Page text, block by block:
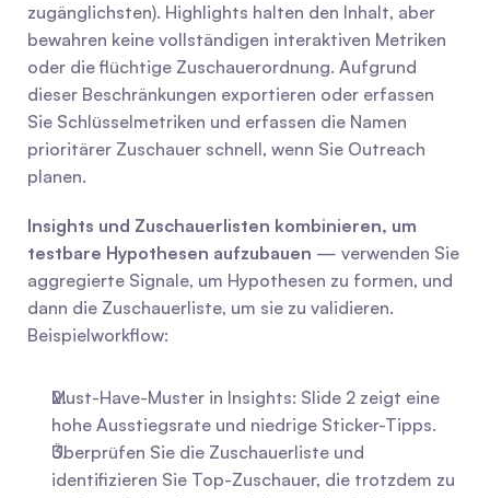
zugänglichsten). Highlights halten den Inhalt, aber
bewahren keine vollständigen interaktiven Metriken
oder die flüchtige Zuschauerordnung. Aufgrund
dieser Beschränkungen exportieren oder erfassen
Sie Schlüsselmetriken und erfassen die Namen
prioritärer Zuschauer schnell, wenn Sie Outreach
planen.
Insights und Zuschauerlisten kombinieren, um
testbare Hypothesen aufzubauen — verwenden Sie
aggregierte Signale, um Hypothesen zu formen, und
dann die Zuschauerliste, um sie zu validieren.
Beispielworkflow:
Must-Have-Muster in Insights: Slide 2 zeigt eine
hohe Ausstiegsrate und niedrige Sticker-Tipps.
Überprüfen Sie die Zuschauerliste und
identifizieren Sie Top-Zuschauer, die trotzdem zu